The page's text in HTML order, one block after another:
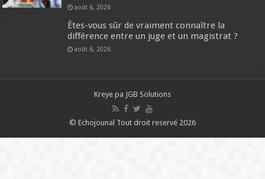
août 6, 2026
Êtes-vous sûr de vraiment connaître la
différence entre un juge et un magistrat ?
août 6, 2026
Kreye pa JGB Solutions
© Echojounal Tout droit reservé 2026